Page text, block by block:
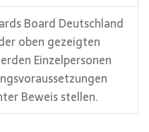
Board Deutschland
oben gezeigten
Einzelpersonen
Beweis stellen.